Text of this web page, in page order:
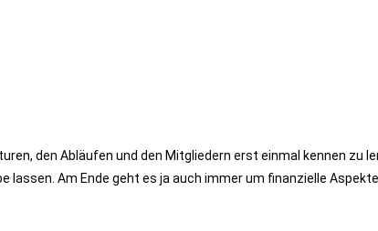
den Abläufen und den Mitgliedern erst einmal kennen zu
Am Ende geht es ja auch immer um finanzielle